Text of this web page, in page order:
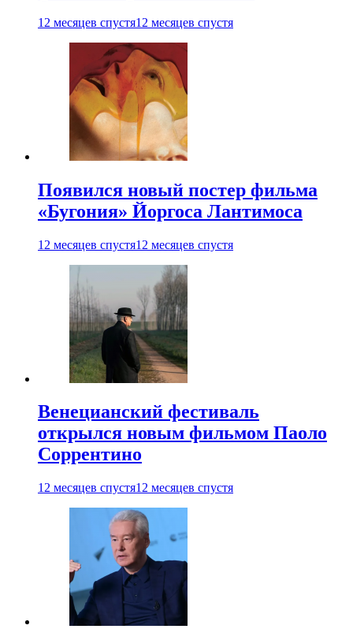
12 месяцев спустя12 месяцев спустя
Появился новый постер фильма
«Бугония» Йоргоса Лантимоса
12 месяцев спустя12 месяцев спустя
Венецианский фестиваль
открылся новым фильмом Паоло
Соррентино
12 месяцев спустя12 месяцев спустя